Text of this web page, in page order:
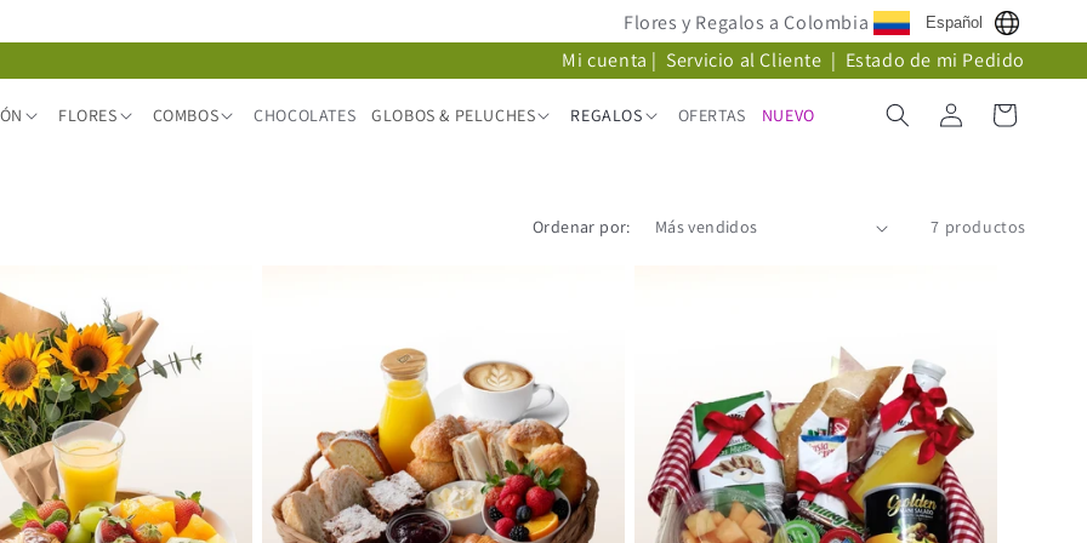
Flores y Regalos a Colombia Español
Mi cuenta | Servicio al Cliente | Estado de mi Pedido
FLORES COMBOS CHOCOLATES GLOBOS & PELUCHES REGALOS OFERTAS NUEVO
Iniciar
sesión
Carrito
Ordenar por: 7 productos